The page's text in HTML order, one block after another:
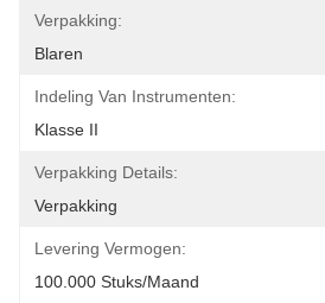
Verpakking:
Blaren
Indeling Van Instrumenten:
Klasse II
Verpakking Details:
Verpakking
Levering Vermogen:
100.000 Stuks/maand